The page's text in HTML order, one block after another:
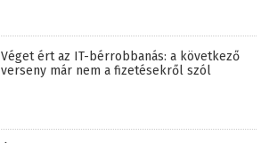
Véget ért az IT-bérrobbanás: a következő
verseny már nem a fizetésekről szól